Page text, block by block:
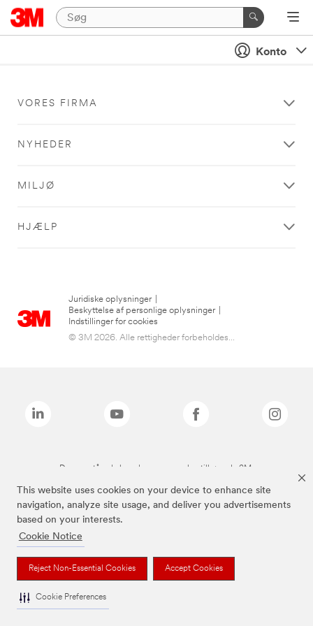
This website uses cookies on your device to enhance site
navigation, analyze site usage, and deliver you advertisements
based on your interests.
Cookie Notice
Reject Non-Essential Cookies Accept Cookies
Cookie Preferences
Konto
VORES FIRMA
NYHEDER
MILJØ
HJÆLP
Juridiske oplysninger
Beskyttelse af personlige oplysninger
Indstillinger for cookies
© 3M 2026. Alle rettigheder forbeholdes...
De ovenstående brands er varemærker tilhørende 3M.